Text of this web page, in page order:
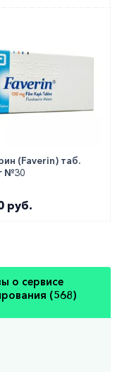
(Faverin) таб.
№30
руб.
о сервисе
(568)